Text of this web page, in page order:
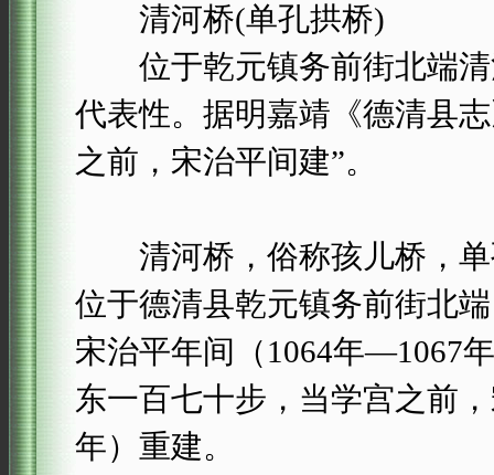
清河桥(单孔拱桥)
位于乾元镇务前街北端清
代表性。据明嘉靖《德清县
之前，宋治平间建”。
清河桥，俗称孩儿桥，单
位于德清县乾元镇务前街北
宋治平年间（1064年—1067
东一百七十步，当学宫之前
年）重建。